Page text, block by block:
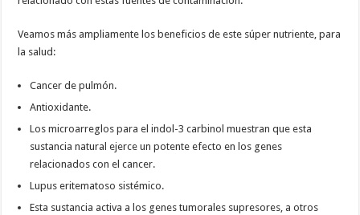
Veamos más ampliamente los beneficios de este súper nutriente, para
la salud:
Cancer de pulmón.
Antioxidante.
Los microarreglos para el indol-3 carbinol muestran que esta
sustancia natural ejerce un potente efecto en los genes
relacionados con el cancer.
Lupus eritematoso sistémico.
Esta sustancia activa a los genes tumorales supresores, a otros